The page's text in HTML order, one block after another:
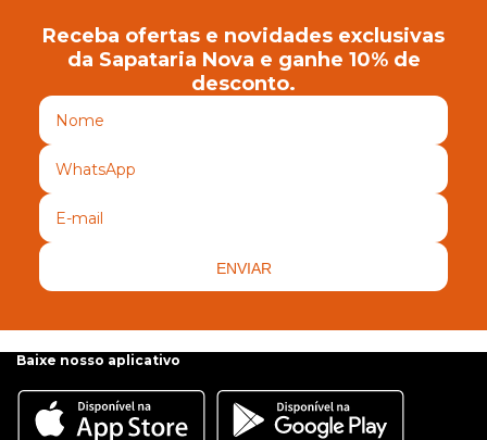
Receba ofertas e novidades exclusivas
da Sapataria Nova e ganhe 10% de
desconto.
ENVIAR
Baixe nosso aplicativo